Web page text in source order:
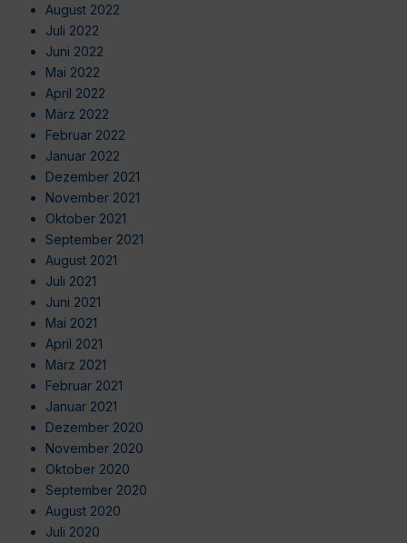
August 2022
Juli 2022
Juni 2022
Mai 2022
April 2022
März 2022
Februar 2022
Januar 2022
Dezember 2021
November 2021
Oktober 2021
September 2021
August 2021
Juli 2021
Juni 2021
Mai 2021
April 2021
März 2021
Februar 2021
Januar 2021
Dezember 2020
November 2020
Oktober 2020
September 2020
August 2020
Juli 2020